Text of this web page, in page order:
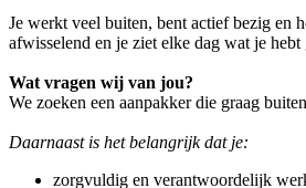
Je werkt veel buiten, bent actief bezig en
afwisselend en je ziet elke dag wat je hebt
Wat vragen wij van jou?
We zoeken een aanpakker die graag
Daarnaast is het belangrijk dat je:
zorgvuldig en verantwoordelijk